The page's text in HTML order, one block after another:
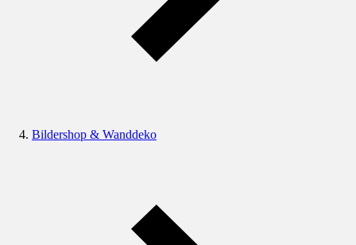
Bildershop & Wanddeko